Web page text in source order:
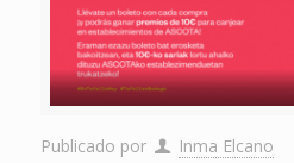
Publicado por Inma Elcano